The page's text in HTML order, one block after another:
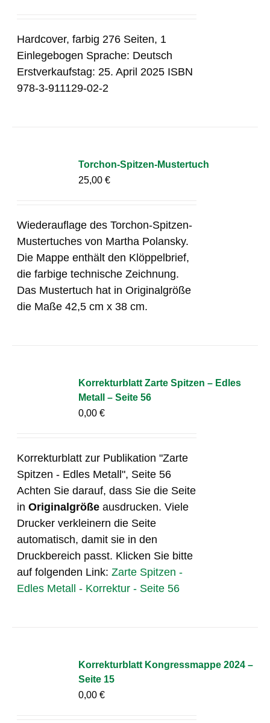
Hardcover, farbig 276 Seiten, 1
Einlegebogen Sprache: Deutsch
Erstverkaufstag: 25. April 2025 ISBN
978-3-911129-02-2
Torchon-Spitzen-Mustertuch
25,00€
Wiederauflage des Torchon-Spitzen-
Mustertuches von Martha Polansky.
Die Mappe enthält den Klöppelbrief,
die farbige technische Zeichnung.
Das Mustertuch hat in Originalgröße
die Maße 42,5 cm x 38 cm.
Korrekturblatt Zarte Spitzen – Edles
Metall – Seite 56
0,00€
Korrekturblatt zur Publikation "Zarte
Spitzen - Edles Metall", Seite 56
Achten Sie darauf, dass Sie die Seite
inOriginalgröße ausdrucken. Viele
Drucker verkleinern die Seite
automatisch, damit sie in den
Druckbereich passt. Klicken Sie bitte
auf folgenden Link:Zarte Spitzen -
Edles Metall - Korrektur - Seite 56
Korrekturblatt Kongressmappe 2024 –
Seite 15
0,00€